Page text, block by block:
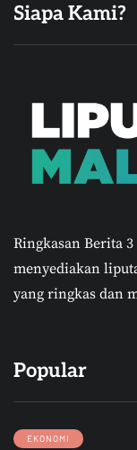
Siapa Kami?
Ringkasan Berita
menyediakan
yang ringkas dan
Popular
EKONOMI